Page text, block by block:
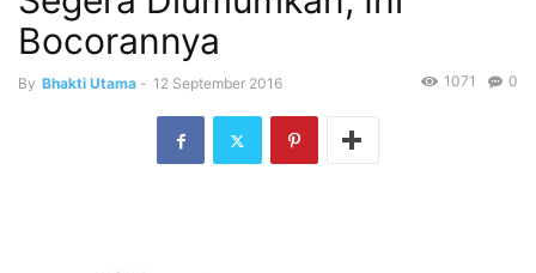
Bocorannya
By Bhakti Utama - 12 September 2016 0
1071